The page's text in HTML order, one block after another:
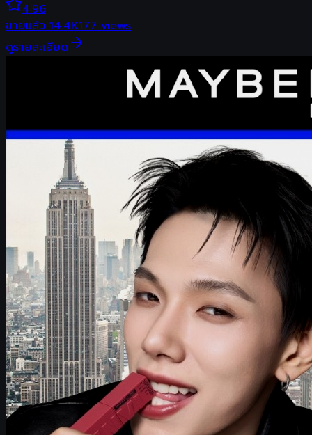
4.96
ขายแล้ว14.4K177views
ดูรายละเอียด